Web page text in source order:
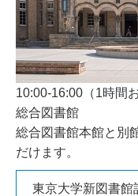
10:00-16:00（1時間
総合図書館
総合図書館本館と別
だけます。
東京大学新図書館